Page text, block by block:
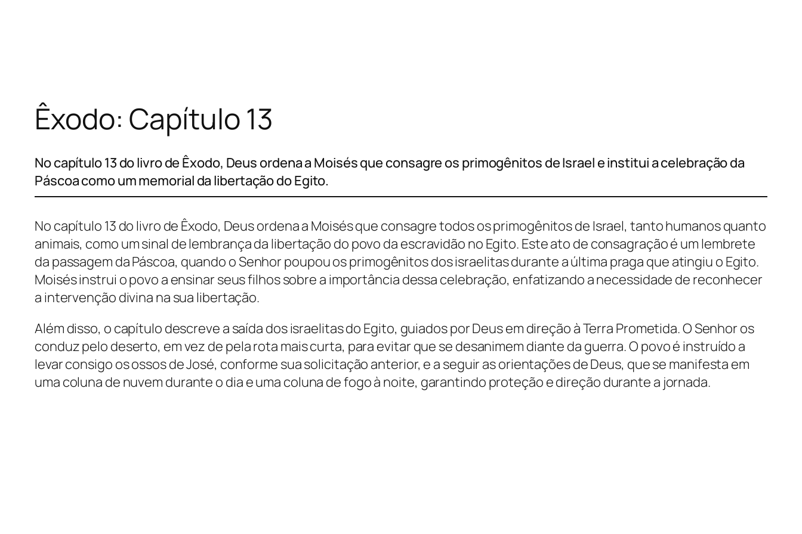
conteúdoÊxodo: Capítulo 13
No capítulo 13 do livro de Êxodo, Deus ordena a Moisés que consagre os primogênitos de Israel e institui a celebração da
Páscoa como um memorial da libertação do Egito.
No capítulo 13 do livro de Êxodo, Deus ordena a Moisés que consagre todos os primogênitos de Israel, tanto humanos quanto
animais, como um sinal de lembrança da libertação do povo da escravidão no Egito. Este ato de consagração é um lembrete
da passagem da Páscoa, quando o Senhor poupou os primogênitos dos israelitas durante a última praga que atingiu o Egito.
Moisés instrui o povo a ensinar seus filhos sobre a importância dessa celebração, enfatizando a necessidade de reconhecer
a intervenção divina na sua libertação.
Além disso, o capítulo descreve a saída dos israelitas do Egito, guiados por Deus em direção à Terra Prometida. O Senhor os
conduz pelo deserto, em vez de pela rota mais curta, para evitar que se desanimem diante da guerra. O povo é instruído a
levar consigo os ossos de José, conforme sua solicitação anterior, e a seguir as orientações de Deus, que se manifesta em
uma coluna de nuvem durante o dia e uma coluna de fogo à noite, garantindo proteção e direção durante a jornada.